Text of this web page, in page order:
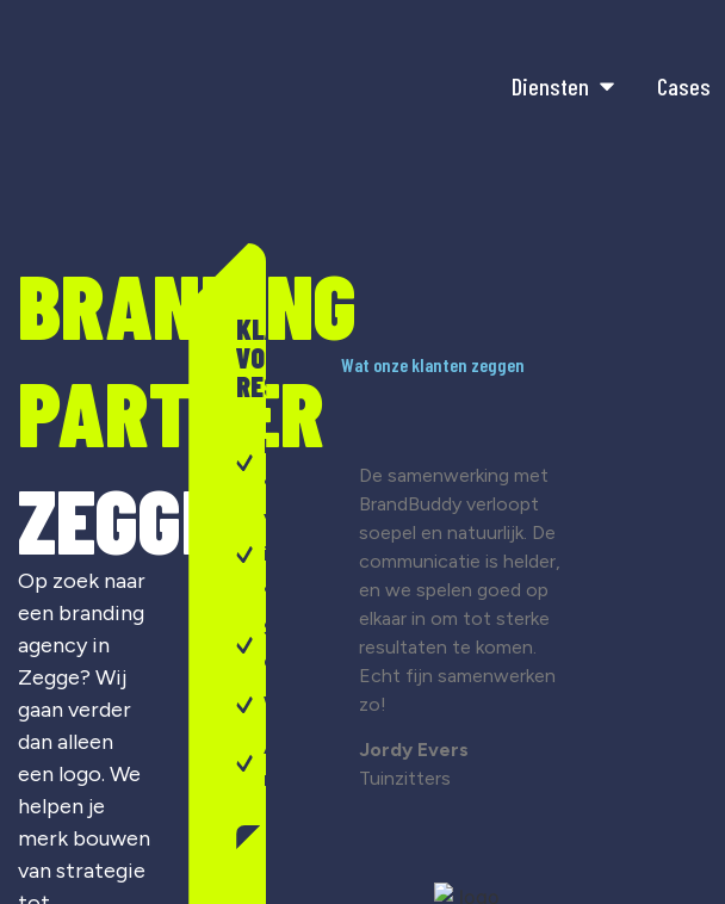
Diensten Cases
BRANDING
PARTNER
ZEGGE
Op zoek naar
een branding
agency in
Zegge? Wij
gaan verder
dan alleen
een logo. We
helpen je
merk bouwen
van strategie
KLAAR
VOOR
RESULTAAT?
Merkontwikkeling
& strategie
Visuele
identiteit
& design
Sterke
campagnes
Webdesign
Altijd
maatwerk
Wat onze klanten zeggen
De samenwerking met
BrandBuddy verloopt
soepel en natuurlijk. De
communicatie is helder,
en we spelen goed op
elkaar in om tot sterke
resultaten te komen.
Echt fijn samenwerken
zo!
Jordy Evers
Tuinzitters